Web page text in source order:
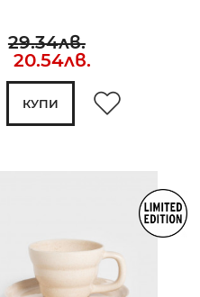
29.34лв.
20.54лв.
КУПИ